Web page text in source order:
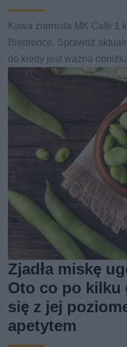
Kawa ziarnista MK Café 1
Biedronce. Sprawdź
do kiedy jest ważna
Zjadła miskę
Oto co po kilku
się z jej
apetytem